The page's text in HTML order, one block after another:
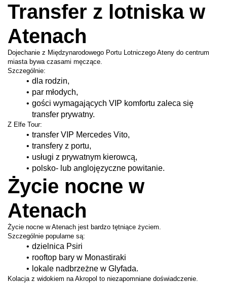
Transfer z lotniska w
Atenach
Dojechanie z Międzynarodowego Portu Lotniczego Ateny do centrum
miasta bywa czasami męczące.
Szczególnie:
dla rodzin,
par młodych,
gości wymagających VIP komfortu zaleca się
transfer prywatny.
Z Elfe Tour:
transfer VIP Mercedes Vito,
transfery z portu,
usługi z prywatnym kierowcą,
polsko- lub anglojęzyczne powitanie.
Życie nocne w
Atenach
Życie nocne w Atenach jest bardzo tętniące życiem.
Szczególnie popularne są:
dzielnica Psiri
rooftop bary w Monastiraki
lokale nadbrzeżne w Glyfada.
Kolacja z widokiem na Akropol to niezapomniane doświadczenie.